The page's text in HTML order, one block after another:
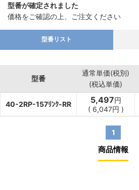
型番が確定されました
価格をご確認の上、ご注文ください
型番リスト
型番
通常単価(税別)
(税込単価)
40-2RP-157ﾘﾝｸ-RR 5,497円
( 6,047円 )
1
商品情報